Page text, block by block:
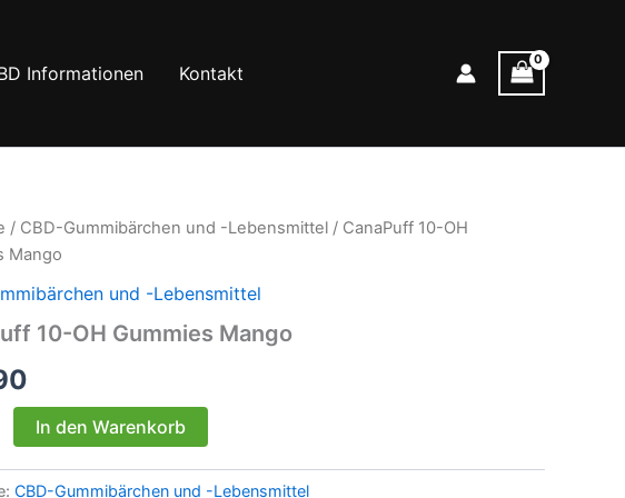
Informationen Kontakt
/ CBD-Gummibärchen und -Lebensmittel / CanaPuff 10-OH
Mango
und -Lebensmittel
10-OH Gummies Mango
In den Warenkorb
CBD-Gummibärchen und -Lebensmittel